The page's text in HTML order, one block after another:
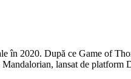
în 2020. După ce Game of
lansat de